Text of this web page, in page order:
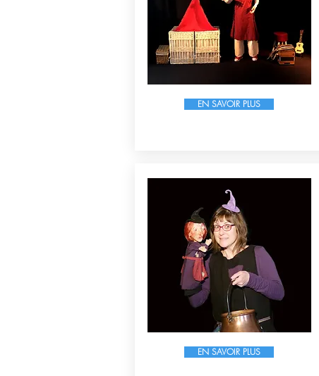
EN SAVOIR PLUS
EN SAVOIR PLUS